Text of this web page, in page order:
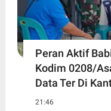
Peran Aktif
Kodim 0208/
Data Ter Di
21:46